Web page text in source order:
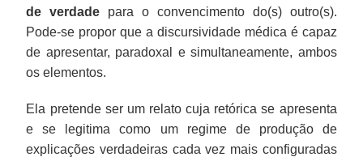
de verdade para o convencimento do(s) outro(s).
Pode-se propor que a discursividade médica é capaz
de apresentar, paradoxal e simultaneamente, ambos
os elementos.
Ela pretende ser um relato cuja retórica se apresenta
e se legitima como um regime de produção de
explicações verdadeiras cada vez mais configuradas